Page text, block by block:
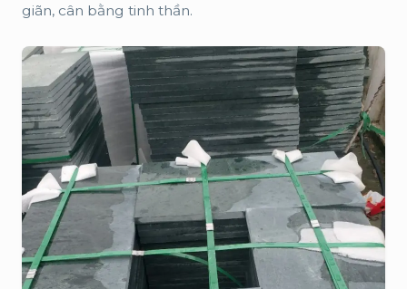
giãn, cân bằng tinh thần.